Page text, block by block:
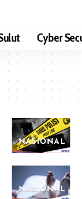
Cyber
NASIONAL
NASIONAL